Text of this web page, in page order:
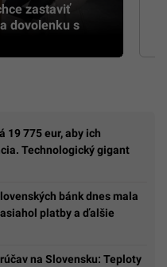
zastaviť
dovolenku s
19 775 eur, aby ich
Technologický gigant
bánk dnes mala
platby a ďalšie
na Slovensku: Teploty